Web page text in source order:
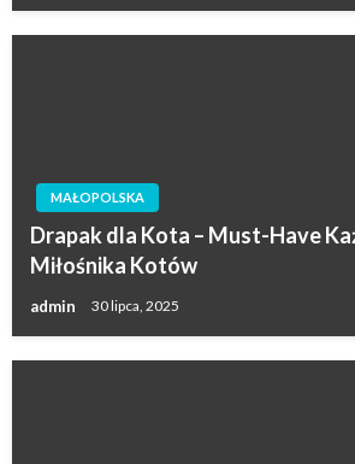
MAŁOPOLSKA
Drapak dla Kota – Must-Have
Miłośnika Kotów
admin 30 lipca, 2025